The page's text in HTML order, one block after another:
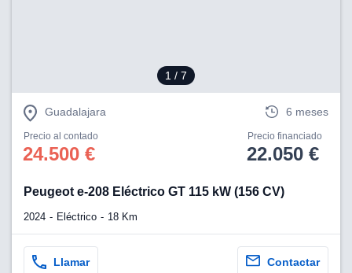
1 / 7
Guadalajara 6 meses
Precio al contado
24.500 €
Precio financiado
22.050 €
Peugeot e-208 Eléctrico GT 115 kW (156 CV)
2024 Eléctrico 18 Km
Llamar Contactar